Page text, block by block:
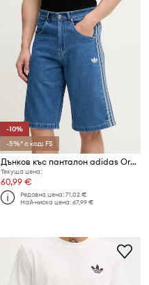
-10%
-5%* с код: FS
Дънков къс панталон adidas Originals Firebird
Текуща цена:
60,99 €
Редовна цена:71,02 €
Най-ниска цена:67,99 €